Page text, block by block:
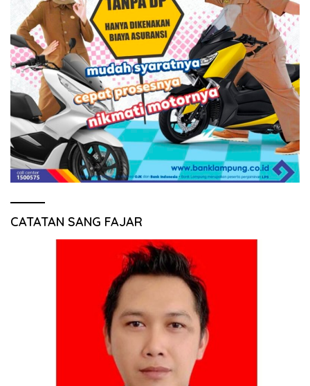
CATATAN SANG FAJAR